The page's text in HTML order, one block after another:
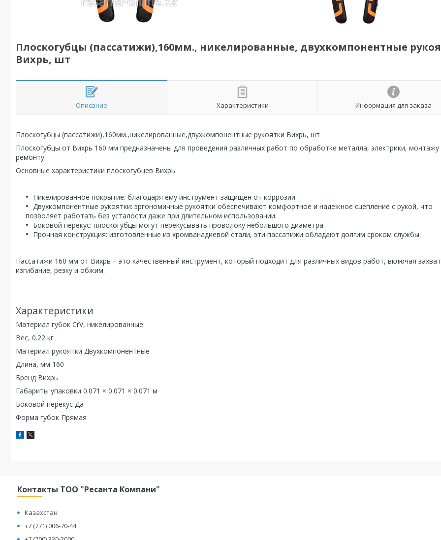
Плоскогубцы (пассатижи),160мм., никелированные, двухкомпонентные
Вихрь, шт
Описание Характеристики Информация для заказа
Плоскогубцы (пассатижи),160мм.,никелированные,двухкомпонентные рукоятки Вихрь, шт
Плоскогубцы от Вихрь 160 мм предназначены для проведения различных работ по обработке металла, электрики, монтажу
ремонту.
Основные характеристики плоскогубцев Вихрь:
Никелированное покрытие: благодаря ему инструмент защищен от коррозии.
Двухкомпонентные рукоятки: эргономичные рукоятки обеспечивают комфортное и надежное сцепление с рукой, что
позволяет работать без усталости даже при длительном использовании.
Боковой перекус: плоскогубцы могут перекусывать проволоку небольшого диаметра.
Прочная конструкция: изготовленные из хромванадиевой стали, эти пассатижи обладают долгим сроком службы.
Пассатижи 160 мм от Вихрь – это качественный инструмент, который подходит для различных видов работ, включая
изгибание, резку и обжим.
Характеристики
Материал губок CrV, никелированные
Вес, 0.22 кг
Материал рукоятки Двухкомпонентные
Длина, мм 160
Бренд Вихрь
Габариты упаковки 0.071 × 0.071 × 0.071 м
Боковой перекус Да
Форма губок Прямая
Контакты ТОО "Ресанта Компани"
Казахстан
+7 (771) 006-70-44